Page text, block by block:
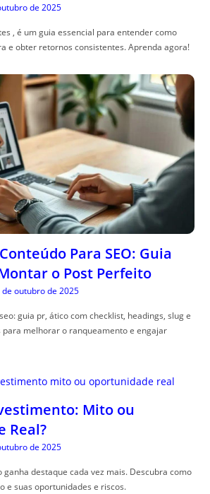
de 2025
, é um guia essencial para entender como
e obter retornos consistentes. Aprenda agora!
Para SEO: Guia
o Post Perfeito
de outubro de 2025
guia pr, ático com checklist, headings, slug e
melhorar o ranqueamento e engajar
Mito ou
Real?
de 2025
ganha destaque cada vez mais. Descubra como
e suas oportunidades e riscos.